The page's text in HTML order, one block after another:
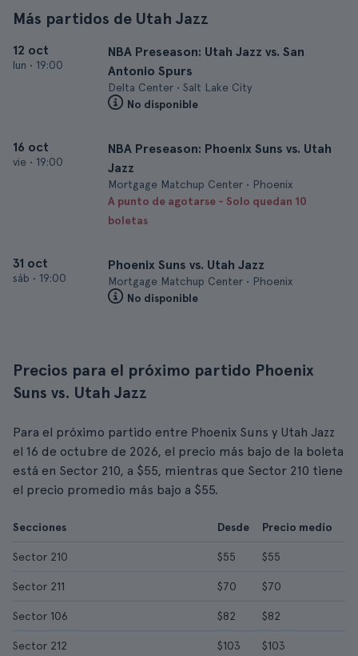
Más partidos de Utah Jazz
12 oct
lun • 19:00
NBA Preseason: Utah Jazz vs. San
Antonio Spurs
Delta Center • Salt Lake City
No disponible
16 oct
vie • 19:00
NBA Preseason: Phoenix Suns vs. Utah
Jazz
Mortgage Matchup Center • Phoenix
A punto de agotarse - Solo quedan 10
boletas
31 oct
sáb • 19:00
Phoenix Suns vs. Utah Jazz
Mortgage Matchup Center • Phoenix
No disponible
Precios para el próximo partido Phoenix
Suns vs. Utah Jazz
Para el próximo partido entre Phoenix Suns y Utah Jazz
el 16 de octubre de 2026, el precio más bajo de la boleta
está en Sector 210, a $55, mientras que Sector 210 tiene
el precio promedio más bajo a $55.
Secciones Desde Precio medio
Sector 210 $55 $55
Sector 211 $70 $70
Sector 106 $82 $82
Sector 212 $103 $103